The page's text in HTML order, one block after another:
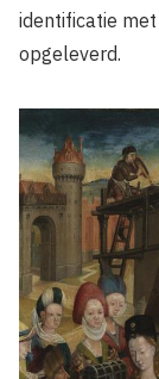
identificatie
opgeleverd.